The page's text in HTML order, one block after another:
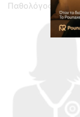
Παθολόγος